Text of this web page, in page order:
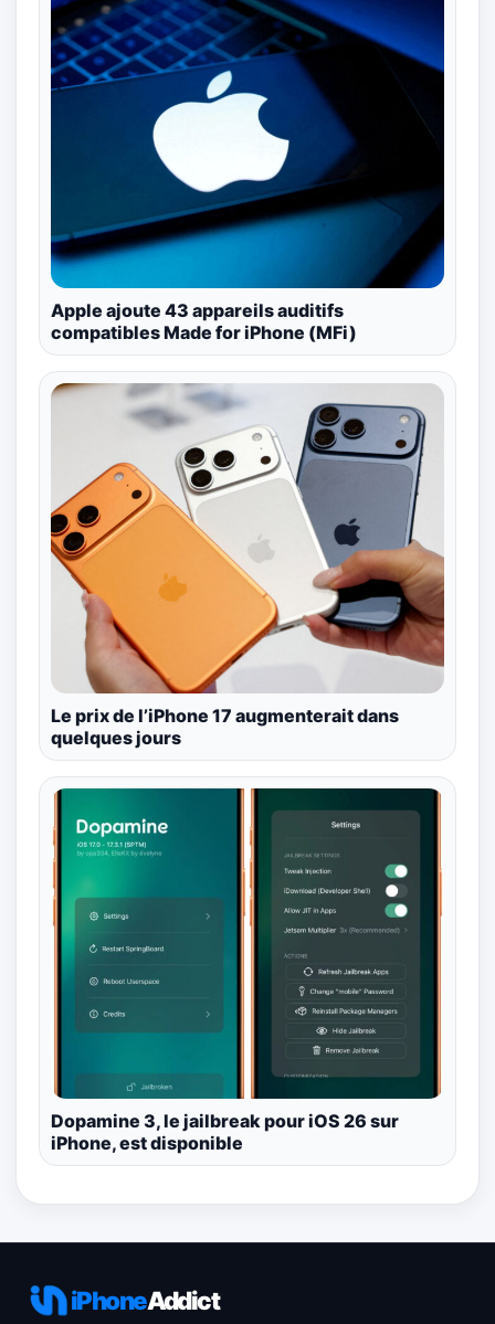
Apple ajoute 43 appareils auditifs
compatibles Made for iPhone (MFi)
Le prix de l’iPhone 17 augmenterait dans
quelques jours
Dopamine 3, le jailbreak pour iOS 26 sur
iPhone, est disponible
iPhoneAddict